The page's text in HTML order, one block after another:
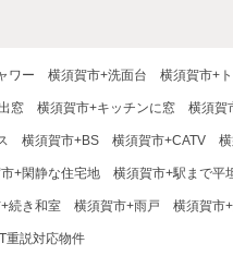
ワー 横須賀市+洗面台 横須賀市+
窓 横須賀市+キッチンに窓 横須賀
横須賀市+BS 横須賀市+CATV
+閑静な住宅地 横須賀市+駅まで平
続き和室 横須賀市+雨戸 横須賀市
重説対応物件